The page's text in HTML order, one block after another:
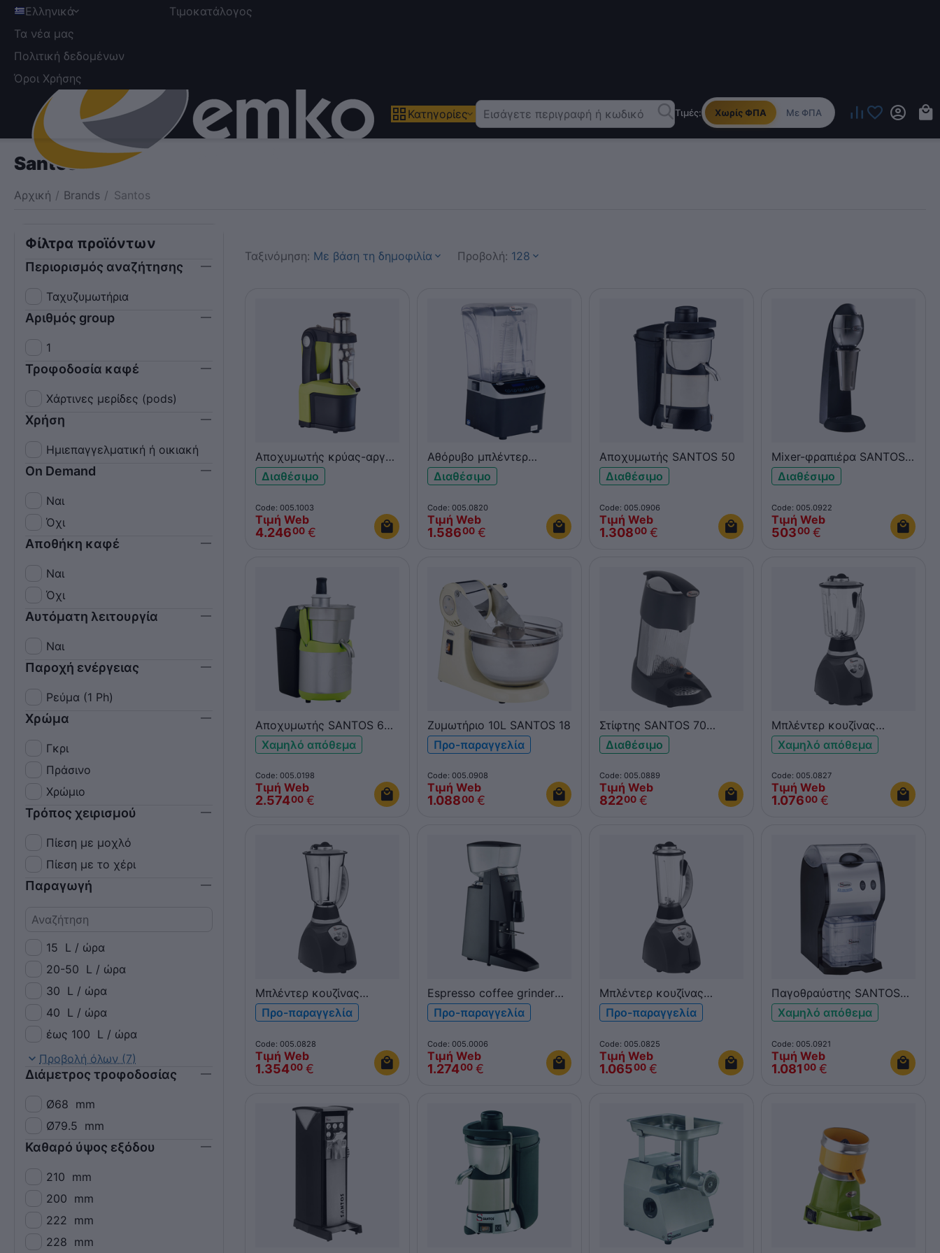
Ελληνικά
Τιμοκατάλογος
Τα νέα μας
Πολιτική δεδομένων
Όροι Χρήσης
Κατηγορίες Τιμές: Χωρίς ΦΠΑ Με ΦΠΑ
Santos
Αρχική / Brands / Santos
Ταξινόμηση: Με βάση τη δημοφιλία Προβολή: 128
Αποχυμωτής κρύας-αργής
σύνθλιψης Nutrisantos 65
Διαθέσιμο
Code: 005.1003
Τιμή Web
4.24600 €
Αθόρυβο μπλέντερ
SANTOS 62
Διαθέσιμο
Code: 005.0820
Τιμή Web
1.58600 €
Αποχυμωτής SANTOS 50
Διαθέσιμο
Code: 005.0906
Τιμή Web
1.30800 €
Mixer-φραπιέρα SANTOS
54Διαθέσιμο
Code: 005.0922
Τιμή Web
50300 €
Αποχυμωτής SANTOS 68
Miracle Edition
Χαμηλό απόθεμα
Code: 005.0198
Τιμή Web
2.57400 €
Ζυμωτήριο 10L SANTOS 18
Προ-παραγγελία
Code: 005.0908
Τιμή Web
1.08800 €
Στίφτης SANTOS 70
Evolution με λαβή
Διαθέσιμο
Code: 005.0889
Τιμή Web
82200 €
Μπλέντερ κουζίνας
SANTOS 37 με
polycarbonate κανάτα 4L
Χαμηλό απόθεμα
Code: 005.0827
Τιμή Web
1.07600 €
Μπλέντερ κουζίνας
SANTOS 37 με inox
κανάτα 4L
Προ-παραγγελία
Code: 005.0828
Τιμή Web
1.35400 €
Espresso coffee grinder
Santos 55 Silent automatic
Προ-παραγγελία
Code: 005.0006
Τιμή Web
1.27400 €
Μπλέντερ κουζίνας
SANTOS 37 με
polycarbonate κανάτα 2L
Προ-παραγγελία
Code: 005.0825
Τιμή Web
1.06500 €
Παγοθραύστης SANTOS
53Χαμηλό απόθεμα
Code: 005.0921
Τιμή Web
1.08100 €
Φίλτρα προϊόντων
Περιορισμός αναζήτησης
Ταχυζυμωτήρια
Αριθμός group
1
Τροφοδοσία καφέ
Χάρτινες μερίδες (pods)
Χρήση
Ημιεπαγγελματική ή οικιακή
On Demand
Ναι
Όχι
Αποθήκη καφέ
Ναι
Όχι
Αυτόματη λειτουργία
Ναι
Παροχή ενέργειας
Ρεύμα (1 Ph)
Χρώμα
Γκρι
Πράσινο
Χρώμιο
Τρόπος χειρισμού
Πίεση με μοχλό
Πίεση με το χέρι
Παραγωγή
15 L / ώρα
20-50 L / ώρα
30 L / ώρα
40 L / ώρα
έως 100 L / ώρα
έως 120 L / ώρα
έως 140 L / ώρα
Προβολή όλων (7)
Διάμετρος τροφοδοσίας
Ø68 mm
Ø79.5 mm
Καθαρό ύψος εξόδου
210 mm
200 mm
222 mm
228 mm